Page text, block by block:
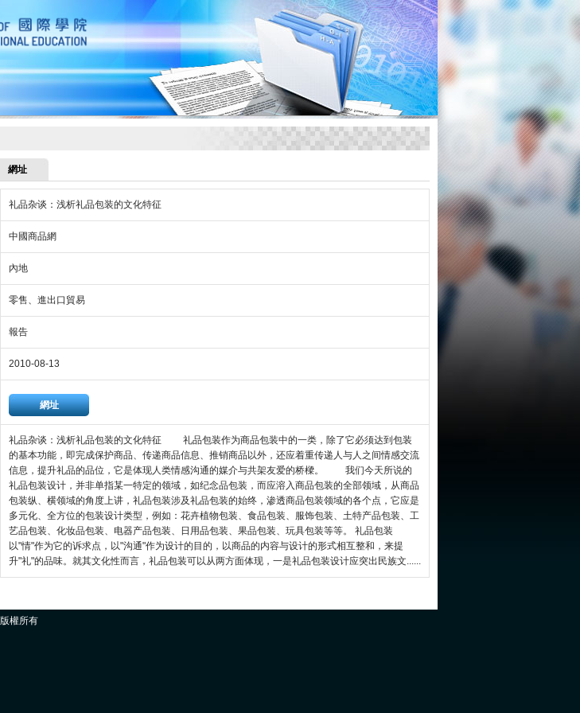
網址
礼品杂谈：浅析礼品包装的文化特征
中國商品網
內地
零售、進出口貿易
報告
2010-08-13
網址
礼品杂谈：浅析礼品包装的文化特征 礼品包装作为商品包装中的一类，除了它必须达到包装
的基本功能，即完成保护商品、传递商品信息、推销商品以外，还应着重传递人与人之间情感交流
信息，提升礼品的品位，它是体现人类情感沟通的媒介与共架友爱的桥樑。 我们今天所说的
礼品包装设计，并非单指某一特定的领域，如纪念品包装，而应溶入商品包装的全部领域，从商品
包装纵、横领域的角度上讲，礼品包装涉及礼品包装的始终，渗透商品包装领域的各个点，它应是
多元化、全方位的包装设计类型，例如：花卉植物包装、食品包装、服饰包装、土特产品包装、工
艺品包装、化妆品包装、电器产品包装、日用品包装、果品包装、玩具包装等等。 礼品包装
以"情"作为它的诉求点，以"沟通"作为设计的目的，以商品的内容与设计的形式相互整和，来提
升"礼"的品味。就其文化性而言，礼品包装可以从两方面体现，一是礼品包装设计应突出民族文......
權所有